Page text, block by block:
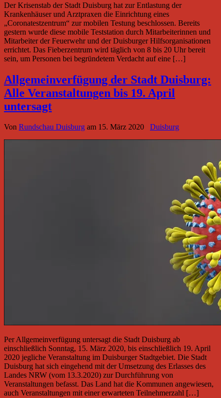
Der Krisenstab der Stadt Duisburg hat zur Entlastung der
Krankenhäuser und Arztpraxen die Einrichtung eines
„Coronatestzentrum“ zur mobilen Testung beschlossen. Bereits
gestern wurde diese mobile Teststation durch Mitarbeiterinnen und
Mitarbeiter der Feuerwehr und der Duisburger Hilfsorganisationen
errichtet. Das Fieberzentrum wird täglich von 8 bis 20 Uhr bereit
sein, um Personen bei begründetem Verdacht auf eine […]
Allgemeinverfügung der Stadt Duisburg:
Alle Veranstaltungen bis 19. April
untersagt
Von Rundschau Duisburg am 15. März 2020 Duisburg
Per Allgemeinverfügung untersagt die Stadt Duisburg ab
einschließlich Sonntag, 15. März 2020, bis einschließlich 19. April
2020 jegliche Veranstaltung im Duisburger Stadtgebiet. Die Stadt
Duisburg hat sich eingehend mit der Umsetzung des Erlasses des
Landes NRW (vom 13.3.2020) zur Durchführung von
Veranstaltungen befasst. Das Land hat die Kommunen angewiesen,
auch Veranstaltungen mit einer erwarteten Teilnehmerzahl […]